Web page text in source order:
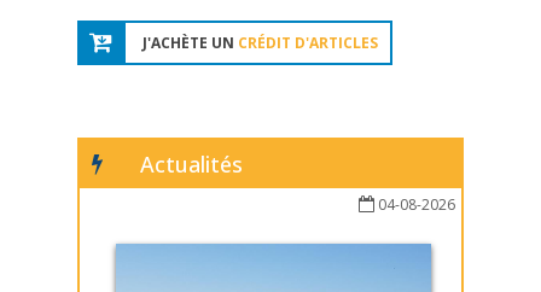
J'ACHÈTE UN CRÉDIT D'ARTICLES
Actualités
04-08-2026